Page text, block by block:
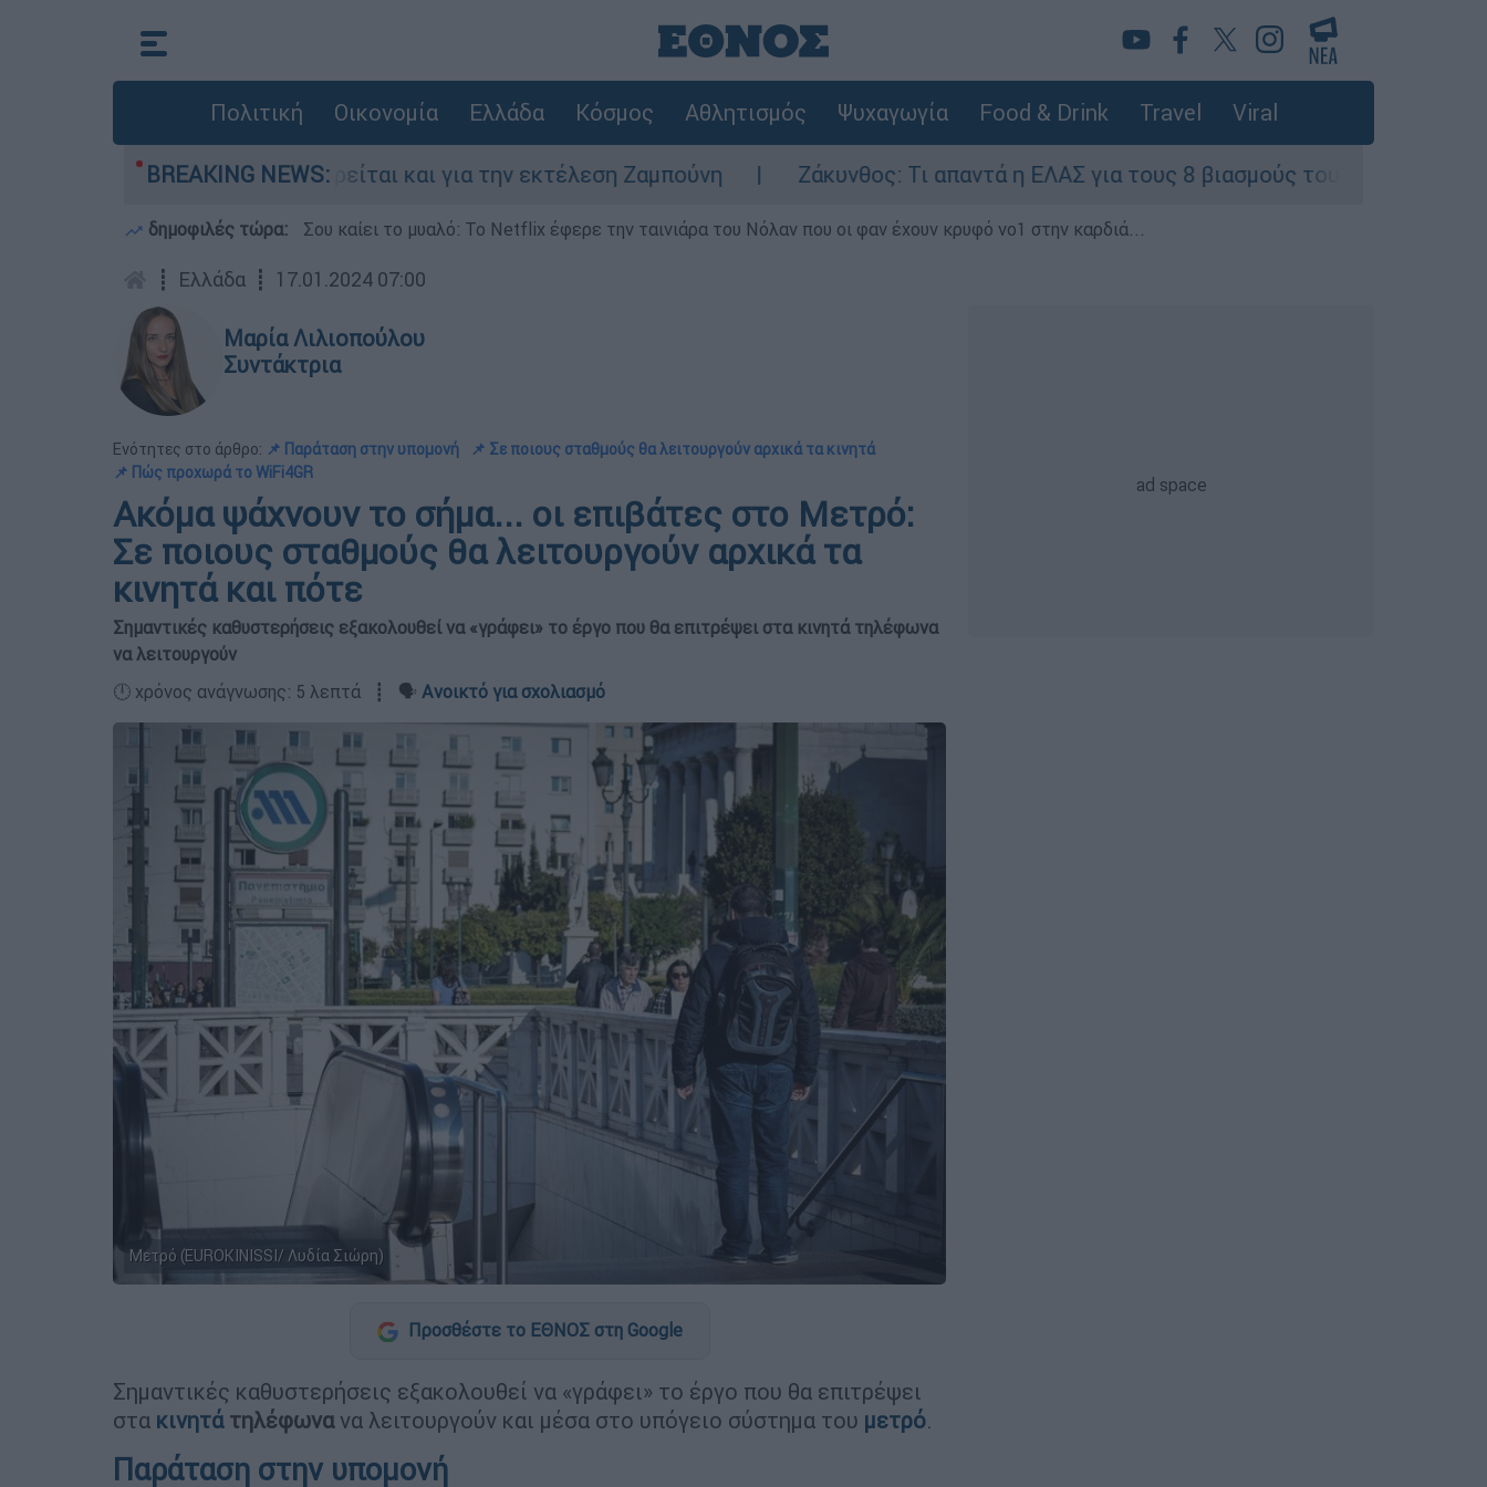
Πολιτική Οικονομία Ελλάδα Κόσμος Αθλητισμός Ψυχαγωγία Food & Drink Travel Viral
BREAKING NEWS:
Ελλάδα - Κατηγορείται και για την εκτέλεση Ζαμπούνη Ζάκυνθος: Τι απαντά η ΕΛΑΣ για τους 8 βιασμούς τουριστριών - «Μόνο 3
δημοφιλές τώρα: Σου καίει το μυαλό: Το Netflix έφερε την ταινιάρα του Νόλαν που οι φαν έχουν κρυφό νο1 στην καρδιά...
┋ Ελλάδα ┋ 17.01.2024 07:00
Μαρία Λιλιοπούλου
Συντάκτρια
Ενότητες στο άρθρο: 📌 Παράταση στην υπομονή
📌 Σε ποιους σταθμούς θα λειτουργούν αρχικά τα κινητά
📌 Πώς προχωρά το WiFi4GR
Ακόμα ψάχνουν το σήμα... οι επιβάτες στο Μετρό:
Σε ποιους σταθμούς θα λειτουργούν αρχικά τα
κινητά και πότε
Σημαντικές καθυστερήσεις εξακολουθεί να «γράφει» το έργο που θα επιτρέψει στα κινητά τηλέφωνα
να λειτουργούν
🕛 χρόνος ανάγνωσης: 5 λεπτά ┋ 🗣️ Ανοικτό για σχολιασμό
Μετρό (EUROKINISSI/ Λυδία Σιώρη)
Προσθέστε το ΕΘΝΟΣ στη Google
Σημαντικές καθυστερήσεις εξακολουθεί να «γράφει» το έργο που θα επιτρέψει
στα κινητά τηλέφωνανα λειτουργούν και μέσα στο υπόγειο σύστημα του μετρό.
Παράταση στην υπομονή